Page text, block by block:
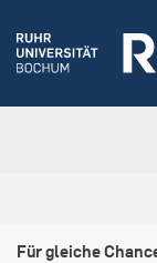
Für gleiche